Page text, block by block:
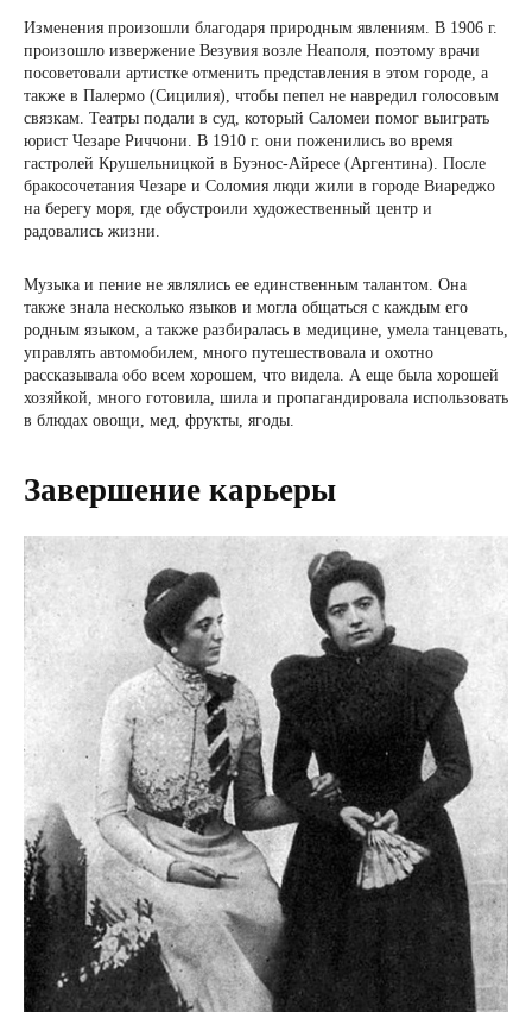
Изменения произошли благодаря природным явлениям. В 1906 г.
произошло извержение Везувия возле Неаполя, поэтому врачи
посоветовали артистке отменить представления в этом городе, а
также в Палермо (Сицилия), чтобы пепел не навредил голосовым
связкам. Театры подали в суд, который Саломеи помог выиграть
юрист Чезаре Риччони. В 1910 г. они поженились во время
гастролей Крушельницкой в ​​Буэнос-Айресе (Аргентина). После
бракосочетания Чезаре и Соломия люди жили в городе Виареджо
на берегу моря, где обустроили художественный центр и
радовались жизни.
Музыка и пение не являлись ее единственным талантом. Она
также знала несколько языков и могла общаться с каждым его
родным языком, а также разбиралась в медицине, умела танцевать,
управлять автомобилем, много путешествовала и охотно
рассказывала обо всем хорошем, что видела. А еще была хорошей
хозяйкой, много готовила, шила и пропагандировала использовать
в блюдах овощи, мед, фрукты, ягоды.
Завершение карьеры